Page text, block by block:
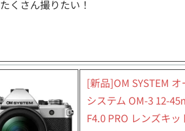
くさん撮りたい！
[新品]OM SYSTEM
システム OM-3 12-
F4.0 PRO レンズキッ